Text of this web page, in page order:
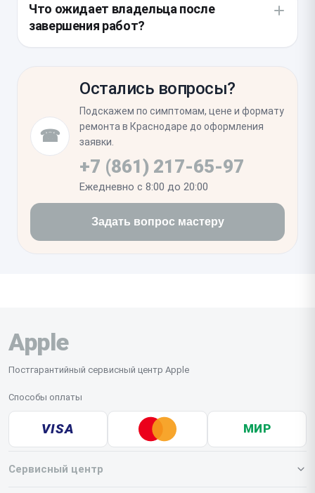
разных положениях.
за нарушения герметичности корпуса. В таких
случаях мы дополнительно очищаем контакты в
ультразвуковой ванне, чтобы предотвратить
Что ожидает владельца после
завершения работ?
зарядки по протоколу Power Delivery. Рекомендуем
сразу проверить плотность прилегания кабеля и
корректность передачи данных через компьютер,
чтобы убедиться в работоспособности всех линий
разъема.
☎
Остались вопросы?
Подскажем по симптомам, цене и формату
ремонта в Краснодаре до оформления
заявки.
+7 (861) 217-65-97
Ежедневно с 8:00 до 20:00
Задать вопрос мастеру
Apple
Постгарантийный сервисный центр Apple
Способы оплаты
VISA МИР
Сервисный центр